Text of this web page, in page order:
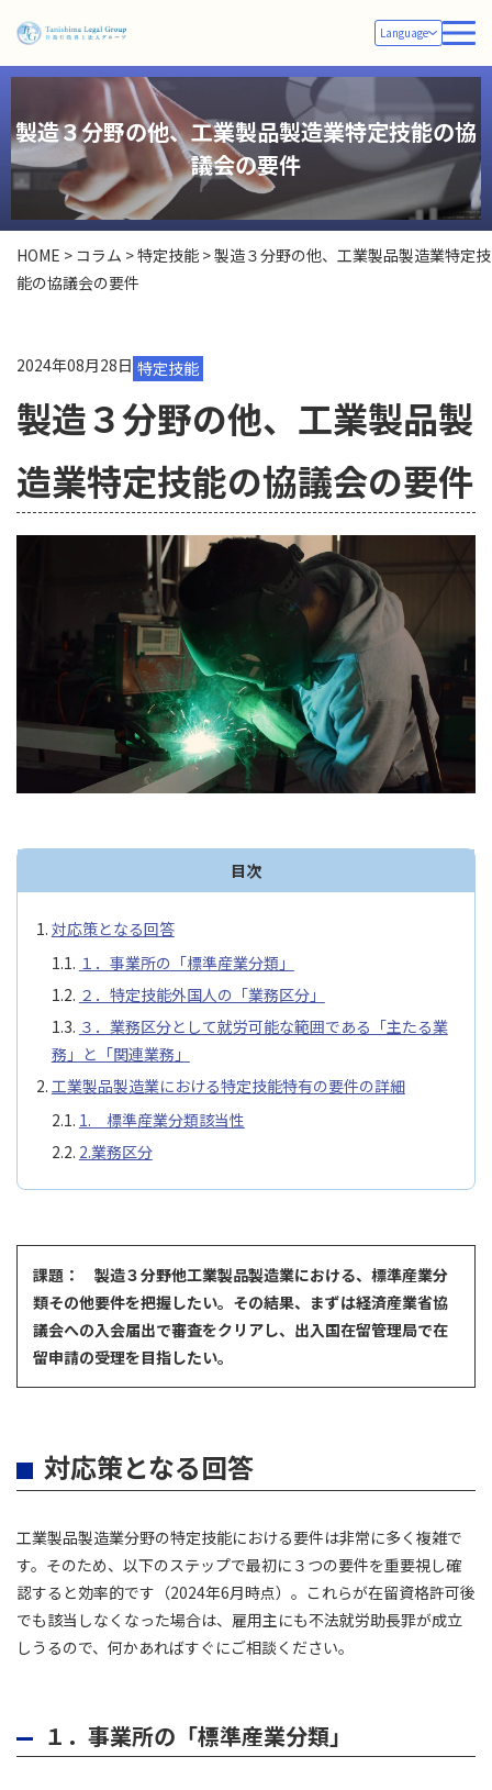
Language
製造３分野の他、工業製品製造業特定技能の協
議会の要件
HOME > コラム >特定技能 >製造３分野の他、工業製品製造業特定技
能の協議会の要件
2024年08月28日 特定技能
製造３分野の他、工業製品製
造業特定技能の協議会の要件
目次
対応策となる回答
１．事業所の「標準産業分類」
２．特定技能外国人の「業務区分」
３．業務区分として就労可能な範囲である「主たる業
務」と「関連業務」
工業製品製造業における特定技能特有の要件の詳細
1. 標準産業分類該当性
2.業務区分
課題： 製造３分野他工業製品製造業における、標準産業分
類その他要件を把握したい。その結果、まずは経済産業省協
議会への入会届出で審査をクリアし、出入国在留管理局で在
留申請の受理を目指したい。
対応策となる回答
工業製品製造業分野の特定技能における要件は非常に多く複雑で
す。そのため、以下のステップで最初に３つの要件を重要視し確
認すると効率的です（2024年6月時点）。これらが在留資格許可後
でも該当しなくなった場合は、雇用主にも不法就労助長罪が成立
しうるので、何かあればすぐにご相談ください。
１．事業所の「標準産業分類」